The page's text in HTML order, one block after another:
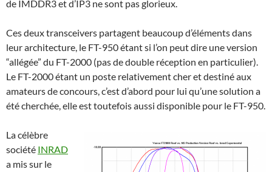
de IMDDR3 et d’IP3 ne sont pas glorieux.
Ces deux transceivers partagent beaucoup d’éléments dans
leur architecture, le FT-950 étant si l’on peut dire une version
“allégée” du FT-2000 (pas de double réception en particulier).
Le FT-2000 étant un poste relativement cher et destiné aux
amateurs de concours, c’est d’abord pour lui qu’une solution a
été cherchée, elle est toutefois aussi disponible pour le FT-950.
La célèbre
société INRAD
a mis sur le